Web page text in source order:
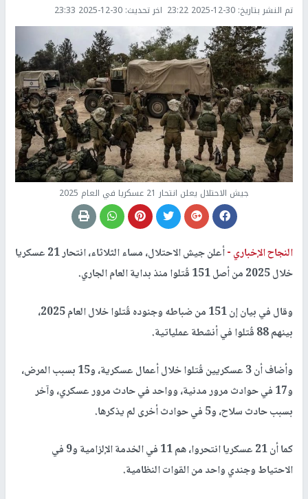
تم النشر بتاريخ: 2025-12-30 23:22 اخر تحديث: 2025-12-30 23:33
جيش الاحتلال يعلن انتحار 21 عسكريا في العام 2025
النجاح الإخباري -
أعلن جيش الاحتلال، مساء الثلاثاء، انتحار 21 عسكريا
خلال 2025 من أصل 151 قُتلوا منذ بداية العام الجاري.
وقال في بيان إن 151 من ضباطه وجنوده قُتلوا خلال العام 2025،
بينهم 88 قُتلوا في أنشطة عملياتية.
وأضاف أن 3 عسكريين قُتلوا خلال أعمال عسكرية، و15 بسبب المرض،
و17 في حوادث مرور مدنية، وواحد في حادث مرور عسكري، وآخر
بسبب حادث سلاح، و5 في حوادث أخرى لم يذكرها.
كما أن 21 عسكريا انتحروا، هم 11 في الخدمة الإلزامية و9 في
الاحتياط وجندي واحد من القوات النظامية.